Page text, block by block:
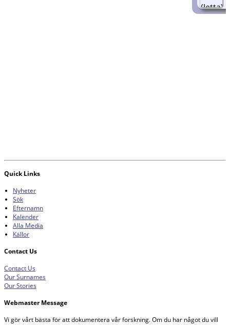
Quick Links
Nyheter
Sök
Efternamn
Kalender
Alla Media
Källor
Contact Us
Contact Us
Our Surnames
Our Stories
Webmaster Message
Vi gör vårt bästa för att dokumentera vår forskning. Om du har något du vill